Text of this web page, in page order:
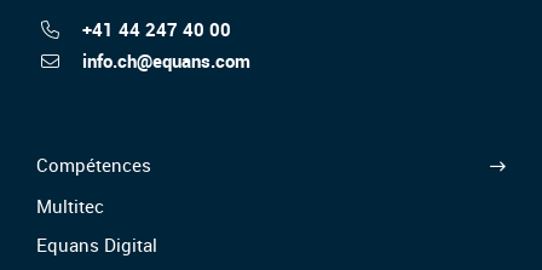
+41 44 247 40 00
info.ch@equans.com
Compétences
Multitec
Equans Digital